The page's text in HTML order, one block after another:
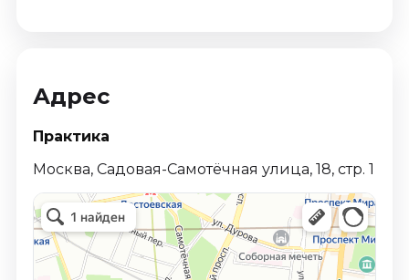
Адрес
Практика
Москва, Садовая-Самотёчная улица, 18, стр. 1